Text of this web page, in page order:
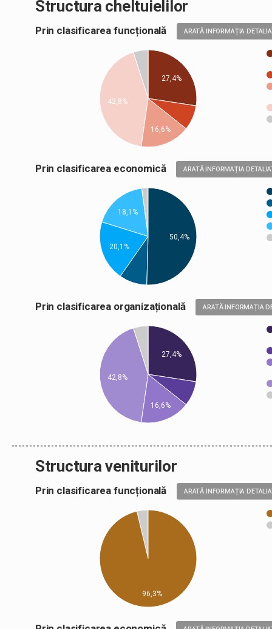
Structura cheltuielilor
Prin clasificarea funcțională ARATĂ INFORMAȚIA
27,4%
42,8%
16,6%
Prin clasificarea economică ARATĂ INFORMAȚIA
18,1%
20,1%
50,4%
Prin clasificarea organizațională ARATĂ INFORMAȚIA
27,4%
42,8%
16,6%
Structura veniturilor
Prin clasificarea funcțională ARATĂ INFORMAȚIA
96,3%